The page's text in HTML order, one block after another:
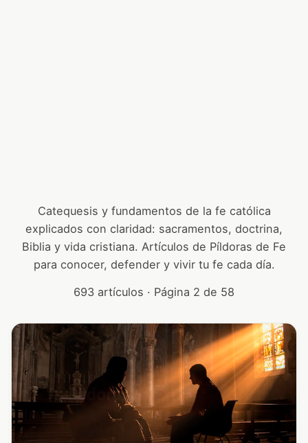
Catequesis y fundamentos de la fe católica
explicados con claridad: sacramentos, doctrina,
Biblia y vida cristiana. Artículos de Píldoras de Fe
para conocer, defender y vivir tu fe cada día.
693 artículos · Página 2 de 58